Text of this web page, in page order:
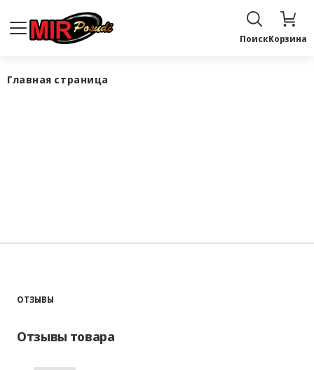
ПоискКорзина
Главная страница
ОТЗЫВЫ
Отзывы товара